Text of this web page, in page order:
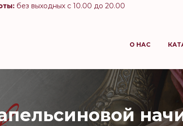
без выходных с 10.00 до 20.00
О НАС